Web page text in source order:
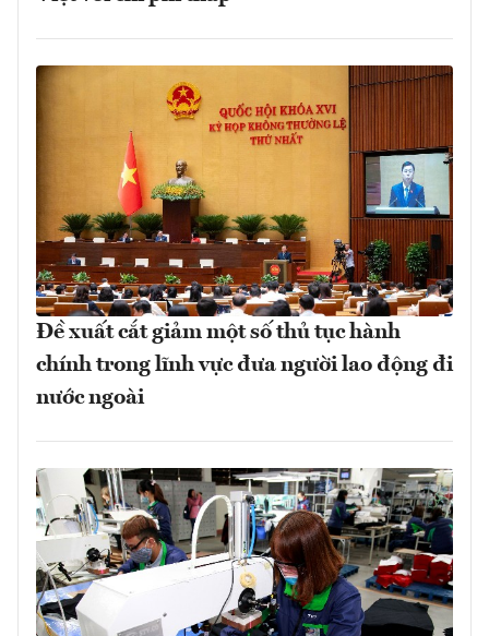
Đề xuất cắt giảm một số thủ tục hành
chính trong lĩnh vực đưa người lao động đi
nước ngoài